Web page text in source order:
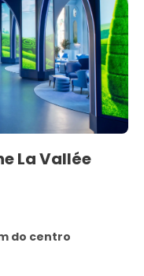
La Vallée
do centro